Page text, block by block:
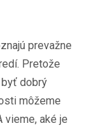
prevažne
Pretože
byť dobrý
môžeme
vieme, aké je